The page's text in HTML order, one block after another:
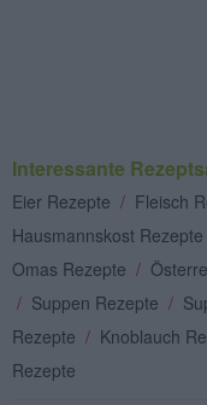
Interessante
Eier Rezepte / Fleisch
Hausmannskost Rezepte
Omas Rezepte /
/ Suppen Rezepte /
Rezepte / Knoblauch
Rezepte